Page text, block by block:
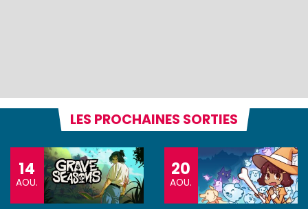
LES PROCHAINES SORTIES
14
AOU.
20
AOU.